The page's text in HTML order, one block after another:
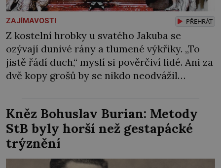
ZAJÍMAVOSTI PŘEHRÁT
Z kostelní hrobky u svatého Jakuba se
ozývají dunivé rány a tlumené výkřiky. „To
jistě řádí duch,“ myslí si pověrčiví lidé. Ani za
dvě kopy grošů by se nikdo neodvážil
raději jen skrápí svěcenou vodou. Za několik
dní divné burácení skutečně ustane. Když o
mnoho let později hrobku […]
Kněz Bohuslav Burian: Metody
StB byly horší než gestapácké
trýznění